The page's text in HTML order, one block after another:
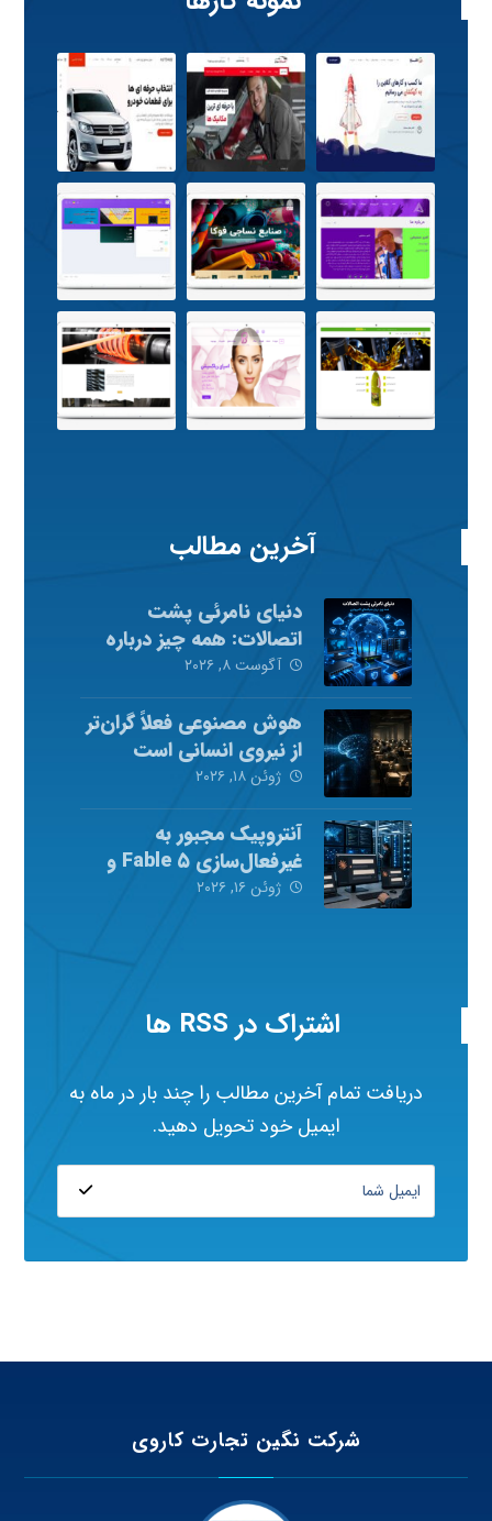
آخرین مطالب
دنیای نامرئی پشت
اتصالات: همه چیز درباره
شبکه‌های کامپیوتری
آگوست ۸, ۲۰۲۶
هوش مصنوعی فعلاً گران‌تر
از نیروی انسانی است
ژوئن ۱۸, ۲۰۲۶
آنتروپیک مجبور به
غیرفعال‌سازی Fable ۵ و
Mythos ۵ شد
ژوئن ۱۶, ۲۰۲۶
اشتراک در RSS ها
دریافت تمام آخرین مطالب را چند بار در ماه به
ایمیل خود تحویل دهید.
شرکت نگین تجارت کاروی